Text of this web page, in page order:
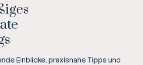
Einblicke, praxisnahe Tipps und